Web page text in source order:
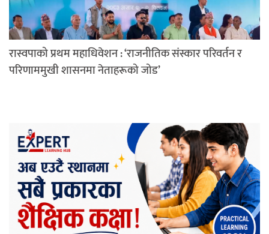
रास्वपाको प्रथम महाधिवेशन : ‘राजनीतिक संस्कार परिवर्तन र
परिणाममुखी शासनमा नेताहरूको जोड’